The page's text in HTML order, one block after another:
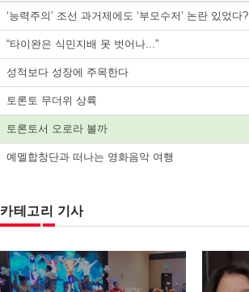
‘능력주의’ 조선 과거제에도 ‘부모수저’ 논란 있었다?
“타이완은 식민지배 못 벗어나...”
성적보다 성장에 주목한다
토론토 무더위 상륙
토론토서 오로라 볼까
예멜합창단과 떠나는 영화음악 여행
카테고리 기사